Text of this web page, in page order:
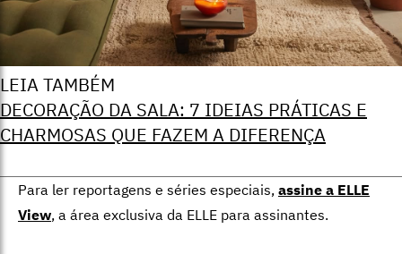
LEIA TAMBÉM
DECORAÇÃO DA SALA: 7 IDEIAS PRÁTICAS E
CHARMOSAS QUE FAZEM A DIFERENÇA
Para ler reportagens e séries especiais, assine a ELLE
View, a área exclusiva da ELLE para assinantes.